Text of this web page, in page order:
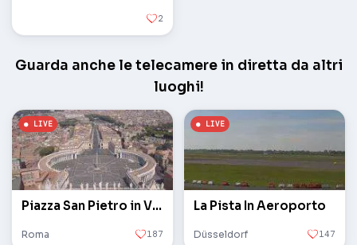
2
Guarda anche le telecamere in diretta da altri
luoghi!
Piazza San Pietro in Vaticano
Roma 187
La Pista In Aeroporto
Düsseldorf 147